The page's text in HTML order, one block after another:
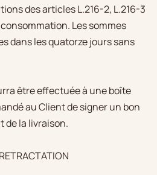
des articles L.216-2, L.216-3
Les sommes
dans les quatorze jours sans
être effectuée à une boîte
au Client de signer un bon
de la livraison.